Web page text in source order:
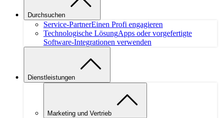
Durchsuchen
Service-PartnerEinen Profi engagieren
Technologische LösungApps oder vorgefertigte
Software-Integrationen verwenden
Dienstleistungen
Marketing und Vertrieb